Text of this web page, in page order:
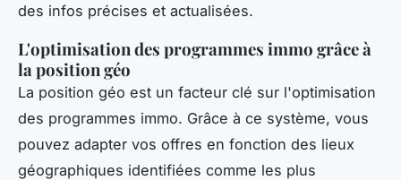
des infos précises et actualisées.
L'optimisation des programmes immo grâce à
la position géo
La position géo est un facteur clé sur l'optimisation
des programmes immo. Grâce à ce système, vous
pouvez adapter vos offres en fonction des lieux
géographiques identifiées comme les plus